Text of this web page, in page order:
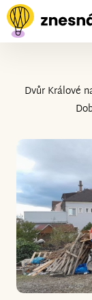
Dvůr Králové